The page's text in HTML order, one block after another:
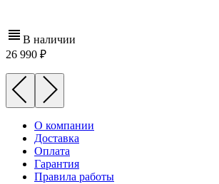
В наличии
26 990
О компании
Доставка
Оплата
Гарантия
Правила работы